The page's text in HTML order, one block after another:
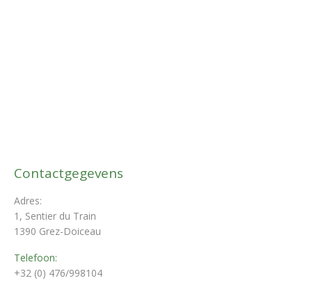
Contactgegevens
Adres:
1, Sentier du Train
1390 Grez-Doiceau
Telefoon:
+32 (0) 476/998104